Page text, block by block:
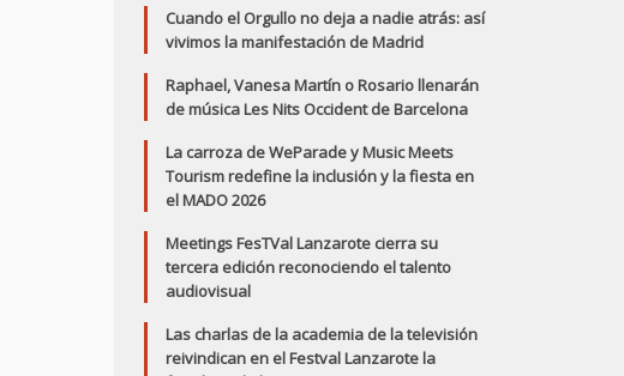
Cuando el Orgullo no deja a nadie atrás: así
vivimos la manifestación de Madrid
Raphael, Vanesa Martín o Rosario llenarán
de música Les Nits Occident de Barcelona
La carroza de WeParade y Music Meets
Tourism redefine la inclusión y la fiesta en
el MADO 2026
Meetings FesTVal Lanzarote cierra su
tercera edición reconociendo el talento
audiovisual
Las charlas de la academia de la televisión
reivindican en el Festval Lanzarote la